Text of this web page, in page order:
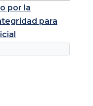
por la
para